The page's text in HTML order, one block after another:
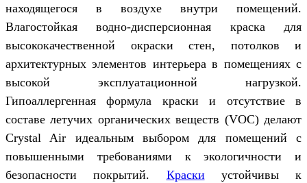
находящегося в воздухе внутри помещений.
Влагостойкая водно-дисперсионная краска для
высококачественной окраски стен, потолков и
архитектурных элементов интерьера в помещениях с
высокой эксплуатационной нагрузкой.
Гипоаллергенная формула краски и отсутствие в
составе летучих органических веществ (VOC) делают
Crystal Air идеальным выбором для помещений с
повышенными требованиями к экологичности и
безопасности покрытий. Краски устойчивы к